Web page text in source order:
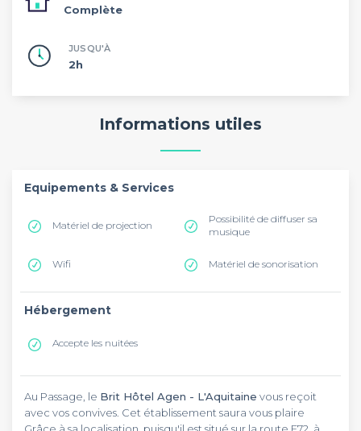
Complète
JUSQU'À
2h
Informations utiles
Equipements & Services
Matériel de projection
Possibilité de diffuser sa
musique
Wifi Matériel de sonorisation
Hébergement
Accepte les nuitées
Au Passage, le Brit Hôtel Agen - L'Aquitaine vous reçoit
avec vos convives. Cet établissement saura vous plaire
Grâce à sa localisation, puisqu'il est situé sur la route E72, à